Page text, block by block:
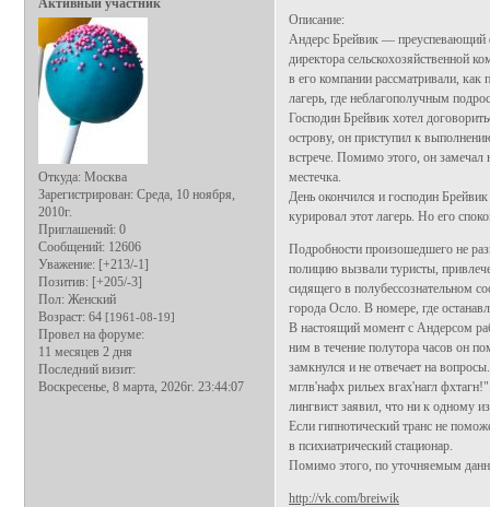
Откуда: Москва
Зарегистрирован: Среда, 10 ноября,
2010г.
Приглашений: 0
Сообщений: 12606
Уважение: [+213/-1]
Позитив: [+205/-3]
Пол: Женский
Возраст: 64 [1961-08-19]
Провел на форуме:
11 месяцев 2 дня
Последний визит:
Воскресенье, 8 марта, 2026г. 23:44:07
Описание:
Андерс Брейвик — преуспевающий
директора сельскохозяйственной
в его компании рассматривали, как
лагерь, где неблагополучным
Господин Брейвик хотел
острову, он приступил к
встрече. Помимо этого, он замечал
местечка.
День окончился и господин
курировал этот лагерь. Но его
Подробности произошедшего не
полицию вызвали туристы,
сидящего в полубессознательном
города Осло. В номере, где
В настоящий момент с Андерсом
ним в течение полутора часов он
замкнулся и не отвечает на
мглв'нафх рильех вгах'нагл
лингвист заявил, что ни к одному
Если гипнотический транс не
в психиатрический стационар.
Помимо этого, по уточняемым
http://vk.com/breiwik